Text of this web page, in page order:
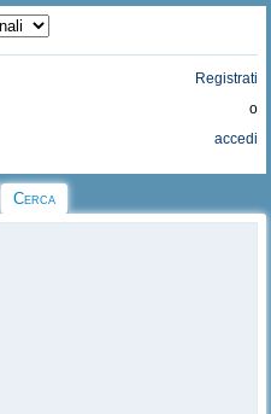
Registrati
o
accedi
Cerca